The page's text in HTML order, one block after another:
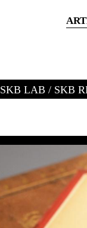
SKB LAB / SKB